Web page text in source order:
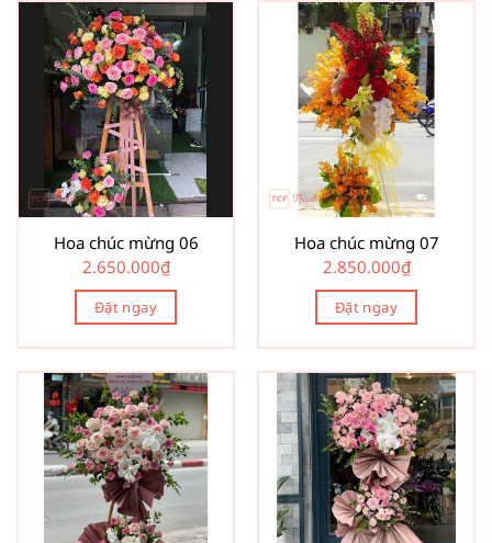
Hoa chúc mừng 06
2.650.000₫
Đặt ngay
Hoa chúc mừng 07
2.850.000₫
Đặt ngay